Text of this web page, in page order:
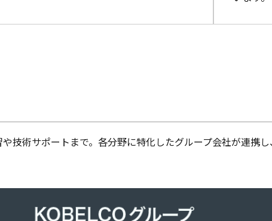
技術サポートまで。各分野に特化したグループ会社が連携